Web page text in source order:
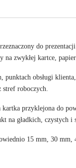
do
zwykłej kartce,
obsługi
stref roboczych.
przyklejona do
na gładkich, czystych
15 mm, 30